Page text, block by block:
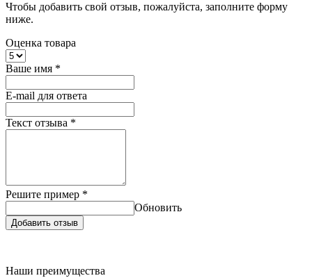
Чтобы добавить свой отзыв, пожалуйста, заполните форму
ниже.
Оценка товара
Ваше имя *
E-mail для ответа
Текст отзыва *
Решите пример *
Обновить
Добавить отзыв
Наши преимущества